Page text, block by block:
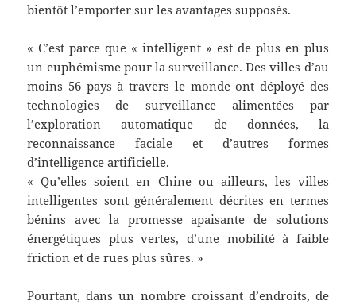
bientôt l’emporter sur les avantages supposés.
« C’est parce que « intelligent » est de plus en plus
un euphémisme pour la surveillance. Des villes d’au
moins 56 pays à travers le monde ont déployé des
technologies de surveillance alimentées par
l’exploration automatique de données, la
reconnaissance faciale et d’autres formes
d’intelligence artificielle.
« Qu’elles soient en Chine ou ailleurs, les villes
intelligentes sont généralement décrites en termes
bénins avec la promesse apaisante de solutions
énergétiques plus vertes, d’une mobilité à faible
friction et de rues plus sûres. »
Pourtant, dans un nombre croissant d’endroits, de